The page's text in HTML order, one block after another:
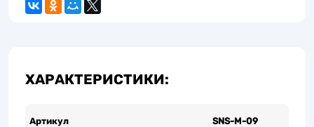
ХАРАКТЕРИСТИКИ:
Артикул SNS-M-09